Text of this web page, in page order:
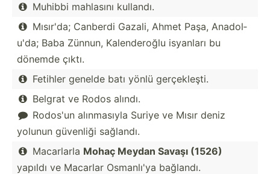
 Muhibbi mahlasını kullandı.

Mısır'da; Canberdi Gazali, Ahmet Paşa, Anadol­
u'da; Baba Zünnun, Kalend­eroğlu isyanları bu
dönemde çıktı.
 Fetihler genelde batı yönlü gerçek­leşti.
 Belgrat ve Rodos alındı.
 Rodos'un alınma­sıyla Suriye ve Mısır deniz
yolunun güvenliği sağlandı.
 Macarlarla Mohaç Meydan Savaşı (1526)
yapıldı ve Macarlar Osmanlı'ya bağlandı.